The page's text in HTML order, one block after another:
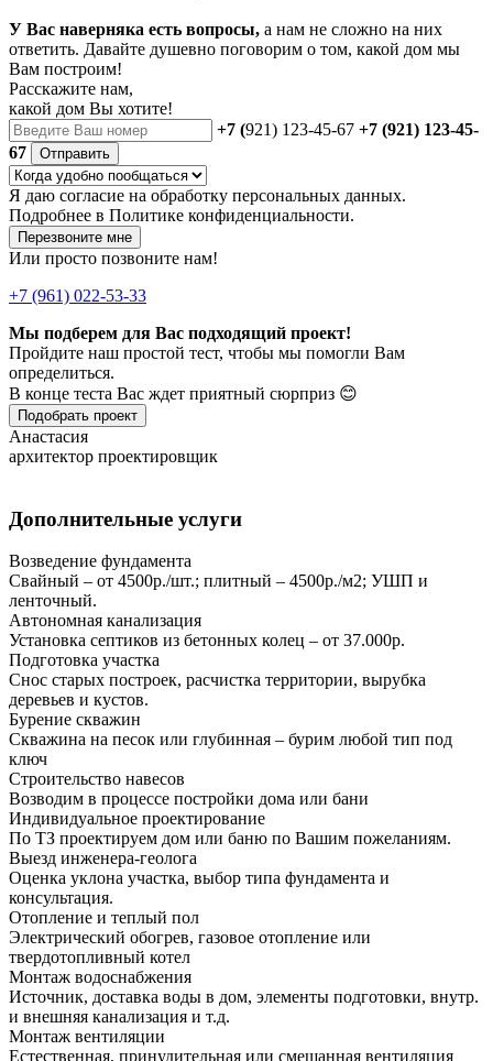
У Вас наверняка есть вопросы, а нам не сложно на них
ответить. Давайте душевно поговорим о том, какой дом мы
Вам построим!
Расскажите нам,
какой дом Вы хотите!
+7 (921) 123-45-67 +7 (921) 123-45-
67
Отправить
Я даю согласие на обработку персональных данных.
Подробнее в Политике конфиденциальности.
Перезвоните мне
Или просто позвоните нам!
+7 (961) 022-53-33
Мы подберем для Вас подходящий проект!
Пройдите наш простой тест, чтобы мы помогли Вам
определиться.
В конце теста Вас ждет приятный сюрприз 😊
Подобрать проект
Анастасия
архитектор проектировщик
Дополнительные услуги
Возведение фундамента
Свайный – от 4500р./шт.; плитный – 4500р./м2; УШП и
ленточный.
Автономная канализация
Установка септиков из бетонных колец – от 37.000р.
Подготовка участка
Снос старых построек, расчистка территории, вырубка
деревьев и кустов.
Бурение скважин
Скважина на песок или глубинная – бурим любой тип под
ключ
Строительство навесов
Возводим в процессе постройки дома или бани
Индивидуальное проектирование
По ТЗ проектируем дом или баню по Вашим пожеланиям.
Выезд инженера-геолога
Оценка уклона участка, выбор типа фундамента и
консультация.
Отопление и теплый пол
Электрический обогрев, газовое отопление или
твердотопливный котел
Монтаж водоснабжения
Источник, доставка воды в дом, элементы подготовки, внутр.
и внешняя канализация и т.д.
Монтаж вентиляции
Естественная, принудительная или смешанная вентиляция